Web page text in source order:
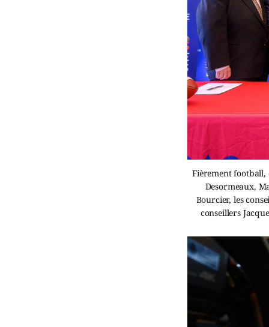
Fièrement football,
Desormeaux,
Bourcier, les
conseillers